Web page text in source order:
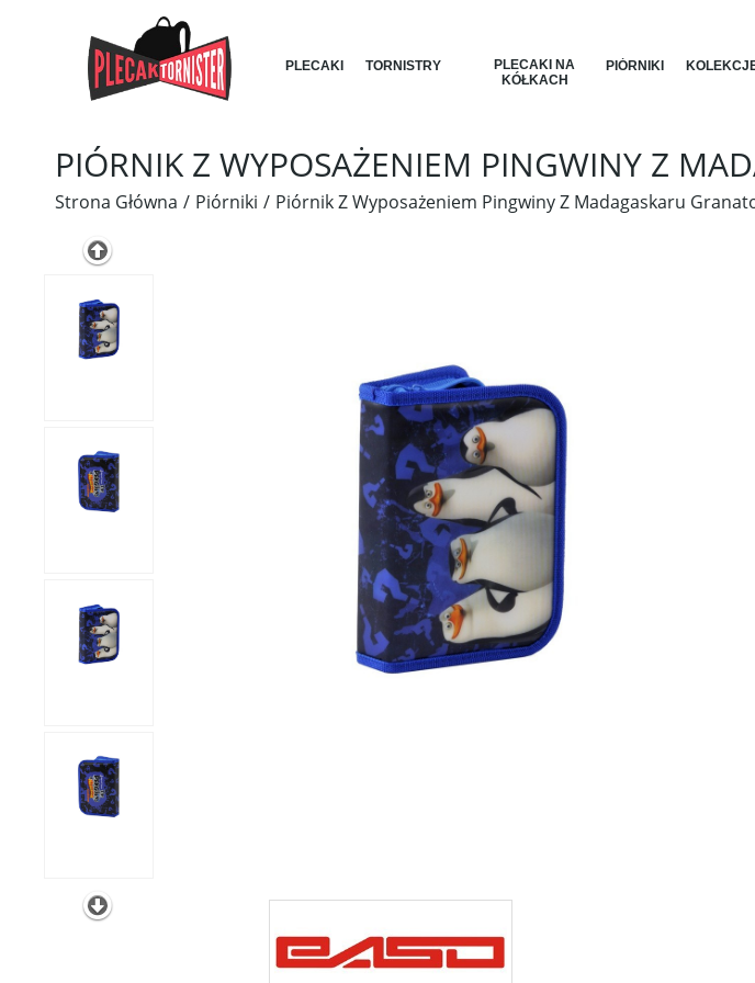
PLECAKI TORNISTRY
PLECAKI NA
KÓŁKACH
PIÓRNIKI
PIÓRNIK Z WYPOSAŻENIEM PINGWINY Z
Strona Główna Piórniki Piórnik Z Wyposażeniem Pingwiny Z Madagaskaru